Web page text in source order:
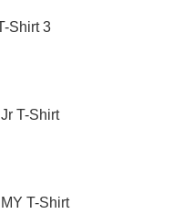
Shirt 3
T-Shirt
T-Shirt